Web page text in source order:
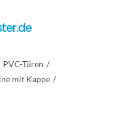
PVC-Türen
mit Kappe